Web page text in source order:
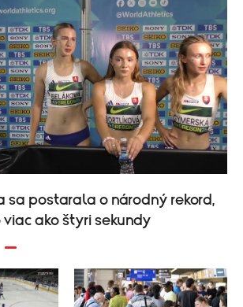
sa postarala o národný rekord,
ako štyri sekundy